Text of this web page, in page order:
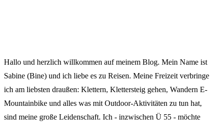
Hallo und herzlich willkommen auf meinem Blog. Mein Name ist
Sabine (Bine) und ich liebe es zu Reisen. Meine Freizeit verbringe
ich am liebsten draußen: Klettern, Klettersteig gehen, Wandern E-
Mountainbike und alles was mit Outdoor-Aktivitäten zu tun hat,
sind meine große Leidenschaft. Ich - inzwischen Ü 55 - möchte